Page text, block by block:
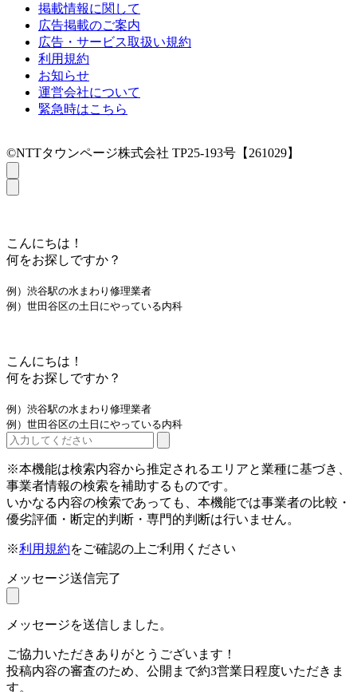
掲載情報に関して
広告掲載のご案内
広告・サービス取扱い規約
利用規約
お知らせ
運営会社について
緊急時はこちら
©NTTタウンページ株式会社 TP25-193号【261029】
こんにちは！
何をお探しですか？
例）渋谷駅の水まわり修理業者
例）世田谷区の土日にやっている内科
こんにちは！
何をお探しですか？
例）渋谷駅の水まわり修理業者
例）世田谷区の土日にやっている内科
※本機能は検索内容から推定されるエリアと業種に基づき、
事業者情報の検索を補助するものです。
いかなる内容の検索であっても、本機能では事業者の比較・
優劣評価・断定的判断・専門的判断は行いません。
※利用規約をご確認の上ご利用ください
メッセージ送信完了
メッセージを送信しました。
ご協力いただきありがとうございます！
投稿内容の審査のため、公開まで約3営業日程度いただきま
す。